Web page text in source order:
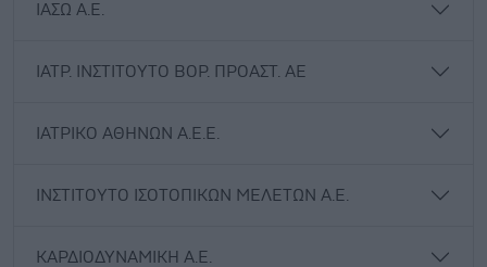
ΙΑΣΩ Α.Ε.
ΙΑΤΡ. ΙΝΣΤΙΤΟΥΤΟ ΒΟΡ. ΠΡΟΑΣΤ. ΑΕ
ΙΑΤΡΙΚΟ ΑΘΗΝΩΝ Α.Ε.Ε.
ΙΝΣΤΙΤΟΥΤΟ ΙΣΟΤΟΠΙΚΩΝ ΜΕΛΕΤΩΝ Α.Ε.
ΚΑΡΔΙΟΔΥΝΑΜΙΚΗ Α.Ε.